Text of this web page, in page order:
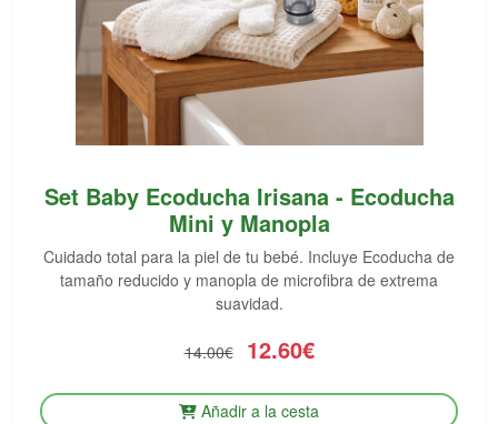
Set Baby Ecoducha Irisana - Ecoducha
Mini y Manopla
Cuidado total para la piel de tu bebé. Incluye Ecoducha de
tamaño reducido y manopla de microfibra de extrema
suavidad.
14.00€ 12.60€
Añadir a la cesta